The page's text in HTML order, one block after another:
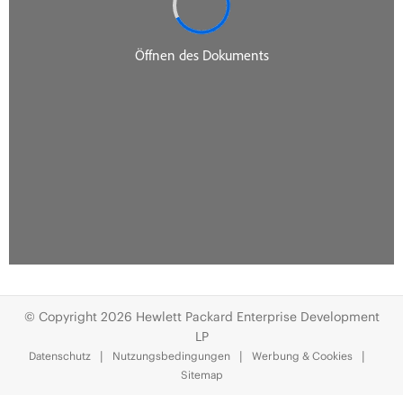
© Copyright 2026 Hewlett Packard Enterprise Development
LP
Datenschutz Nutzungsbedingungen
Werbung & Cookies
Sitemap